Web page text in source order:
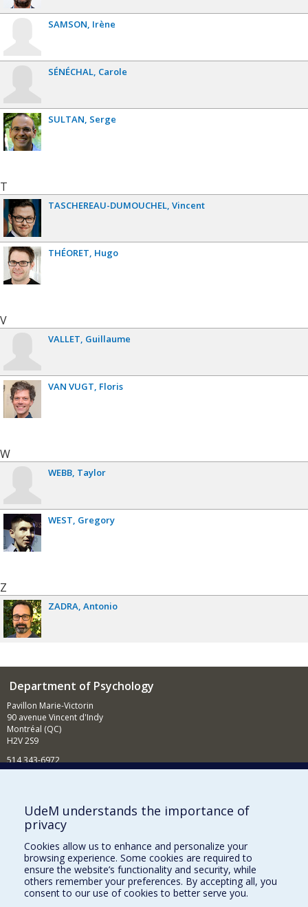
SAMSON Irène
SÉNÉCHAL Carole
SULTAN Serge
T
TASCHEREAU-DUMOUCHEL Vincent
THÉORET Hugo
V
VALLET Guillaume
VAN VUGT Floris
W
WEBB Taylor
WEST Gregory
Z
ZADRA Antonio
Department of Psychology
Pavillon Marie-Victorin
90 avenue Vincent d'Indy
Montréal (QC)
H2V 2S9
514 343-6972
Supporting the Department
NEED HELP?
Sitemap
Report a problem
Accessibility
UdeM understands the importance of
privacy
Cookies allow us to enhance and personalize your
browsing experience. Some cookies are required to
ensure the website’s functionality and security, while
others remember your preferences. By accepting all, you
consent to our use of cookies to better serve you.